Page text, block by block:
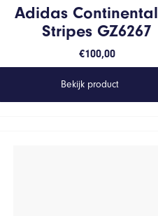
Adidas
Stripes GZ6267
€100,00
Bekijk product